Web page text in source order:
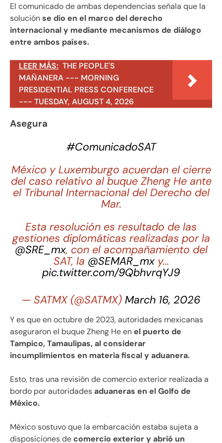
El comunicado de ambas dependencias señala que la
soluciónse dio en el marco del derecho
internacional y mediante mecanismos de diálogo
entre ambos países.
LEER MÁS: THE PEOPLE'S
MAÑANERA --- MORNING
PRESIDENTIAL PRESS CONFERENCE
--- TUESDAY, AUGUST 4, 2026
Asegura
#ComunicadoSAT
México y Luxemburgo acuerdan el cierre
del caso relativo al buque Zheng He ante
el Tribunal Internacional del Derecho del
Mar.
Esta resolución es resultado de las
gestiones diplomáticas realizadas por la
@SRE_mx, con el acompañamiento del
SAT, la @SEMAR_mxy…
pic.twitter.com/9QbhvrqYJ9
— SATMX (@SATMX) March 16, 2026
Y es que en octubre de 2023, autoridades mexicanas
aseguraron el buque Zheng He enel puerto de
Tampico, Tamaulipas, al considerar
incumplimientos en materia fiscal y aduanera.
Esto, tras una revisión de comercio exterior realizada a
bordo por autoridadesaduaneras en el Golfo de
México.
México sostuvo que la embarcación estaba sujeta a
disposiciones decomercio exterior y abrió un